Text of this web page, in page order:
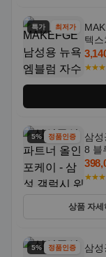
특가 최저가
텍스
자,
5% 할인정품인증
삼
8 블
상품 자세
5% 할인정품인증
삼